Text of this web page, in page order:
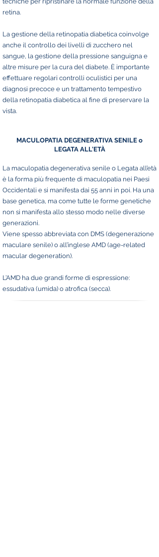
retina.
La gestione della retinopatia diabetica coinvolge
anche il controllo dei livelli di zucchero nel
sangue, la gestione della pressione sanguigna e
altre misure per la cura del diabete. È importante
effettuare regolari controlli oculistici per una
diagnosi precoce e un trattamento tempestivo
della retinopatia diabetica al fine di preservare la
vista.
MACULOPATIA DEGENERATIVA SENILE o
LEGATA ALL'ETÀ
La maculopatia degenerativa senile o Legata all’età
è la forma più frequente di maculopatia nei Paesi
Occidentali e si manifesta dai 55 anni in poi. Ha una
base genetica, ma come tutte le forme genetiche
non si manifesta allo stesso modo nelle diverse
generazioni.
Viene spesso abbreviata con DMS (degenerazione
maculare senile) o all’inglese AMD (age-related
macular degeneration).
L’AMD ha due grandi forme di espressione:
essudativa (umida) o atrofica (secca).